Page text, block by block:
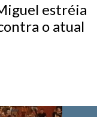
estréia
o atual